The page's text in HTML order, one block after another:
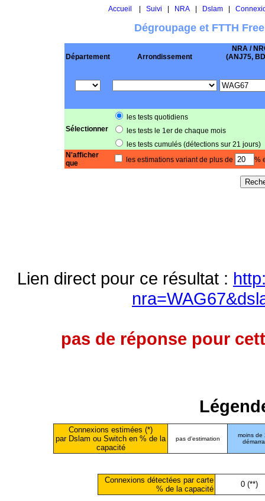
Accueil Suivi NRA| Dslam|
Dégroupage et FTTH
Département Arrondissement
NRA /
(ANJ75,
Sélectionner
les tests quotidiens
les tests le 1er de chaque mois
les tests cumulés (détections sur 21 jours)
N'afficher
que
les estimations variant de plus de %
Lien direct pour ce résultat :
pas de réponse pour
Connexions estimées (*)
par Dslam ou Switch en % de la
capacité
pas d'estimation
moins de
Connexions détectées par carte
% de la capacité
0 (**)